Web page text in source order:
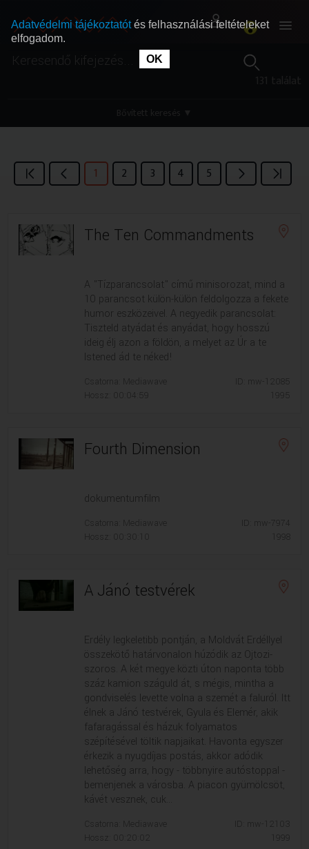
SEGÍTHETÜNK?
OKTATÁS
SEGÍTHETÜNK?
OKTATÁS
1 2 3 4 5
The Ten Commandments
A "Tízparancsolat" című minisorozat, mind a
10 parancsot külön-külön feldolgozza a fekete
humor eszközeivel. A negyedik parancsolat:
Tiszteld atyádat és anyádat, hogy hosszú
ideig élj azon a földön, a melyet az Úr a te
Istened ád te néked!
Csatorna: Mediawave
Hossz: 00:04:59
Fourth Dimension
dokumentumfilm
Csatorna: Mediawave
Hossz: 00:30:10
ID: mw-7974
A Jánó testvérek
Erdély legkeletibb pontján, a Moldvát Erdéllyel
összekötő határvonalon húzódik az Ojtozi-
szoros. A két megye közti úton naponta több
száz kamion száguld át, s mégis, mintha a
gondviselés levette volna a szemét a faluról. Itt
élnek a Jánó testvérek, Gyula és Elemér, akik
fafaragással és házuk folyamatos
szépítésével töltik napjaikat. Havonta egyszer
érkezik a nyugdíjas postás, akkor adódik
lehetőség arra, hogy - többnyire autóstoppal -
bemenjenek a városba. A piacon gyümölcsöt,
kávét vesznek, cuk...
Csatorna: Mediawave
Hossz: 00:20:02
Adatvédelmi tájékoztatótés felhasználási feltételeket
elfogadom.
OK